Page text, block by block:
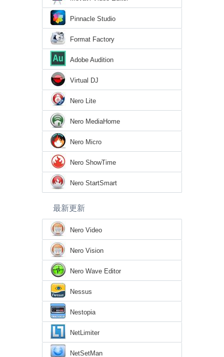
Pinnacle Studio
Format Factory
Adobe Audition
Virtual DJ
Nero Lite
Nero MediaHome
Nero Micro
Nero ShowTime
Nero StartSmart
最新更新
Nero Video
Nero Vision
Nero Wave Editor
Nessus
Nestopia
NetLimiter
NetSetMan